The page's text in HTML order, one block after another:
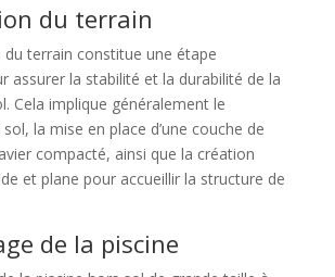
du terrain
du terrain constitue une étape
assurer la stabilité et la durabilité de la
Cela implique généralement le
la mise en place d’une couche de
compacté, ainsi que la création
et plane pour accueillir la structure de
de la piscine